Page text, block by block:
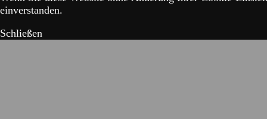
einverstanden.
Schließen